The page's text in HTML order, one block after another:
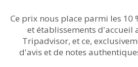
Ce prix nous place parmi les 10
et établissements d'accueil
Tripadvisor, et ce,
d'avis et de notes